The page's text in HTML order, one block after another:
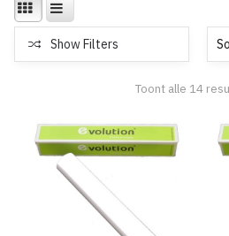
Show Filters
Toont alle 14